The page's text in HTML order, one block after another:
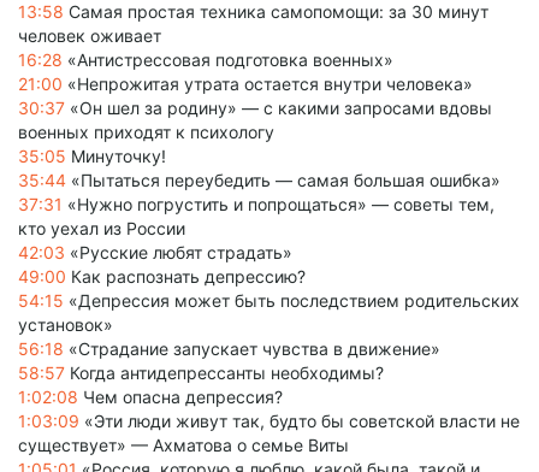
13:58 Самая простая техника самопомощи: за 30 минут
человек оживает
16:28 «Антистрессовая подготовка военных»
21:00 «Непрожитая утрата остается внутри человека»
30:37 «Он шел за родину» — с какими запросами вдовы
военных приходят к психологу
35:05 Минуточку!
35:44 «Пытаться переубедить — самая большая ошибка»
37:31 «Нужно погрустить и попрощаться» — советы тем,
кто уехал из России
42:03 «Русские любят страдать»
49:00 Как распознать депрессию?
54:15 «Депрессия может быть последствием родительских
установок»
56:18 «Страдание запускает чувства в движение»
58:57 Когда антидепрессанты необходимы?
1:02:08 Чем опасна депрессия?
1:03:09 «Эти люди живут так, будто бы советской власти не
существует» — Ахматова о семье Виты